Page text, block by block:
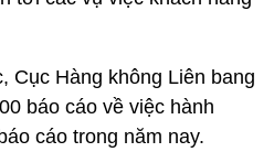
Cục Hàng không Liên bang
báo cáo về việc hành
cáo trong năm nay.